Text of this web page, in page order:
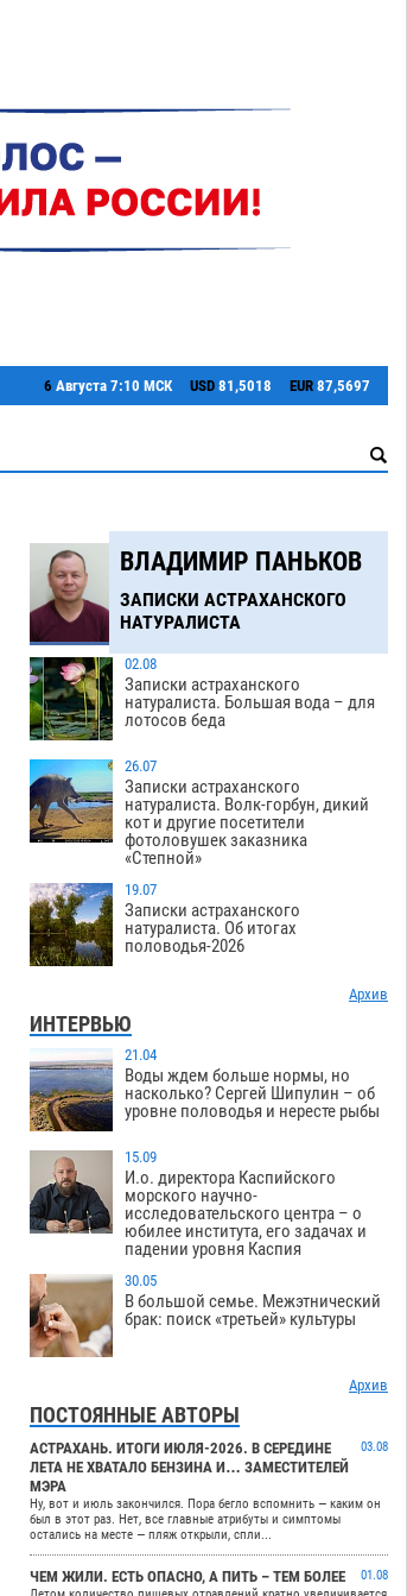
6 Августа 7:10 МСК USD 81,5018 EUR 87,5697
ВЛАДИМИР ПАНЬКОВ
ЗАПИСКИ АСТРАХАНСКОГО
НАТУРАЛИСТА
02.08
Записки астраханского
натуралиста. Большая вода – для
лотосов беда
26.07
Записки астраханского
натуралиста. Волк-горбун, дикий
кот и другие посетители
фотоловушек заказника
«Степной»
19.07
Записки астраханского
натуралиста. Об итогах
половодья-2026
Архив
ИНТЕРВЬЮ
21.04
Воды ждем больше нормы, но
насколько? Сергей Шипулин – об
уровне половодья и нересте рыбы
15.09
И.о. директора Каспийского
морского научно-
исследовательского центра – о
юбилее института, его задачах и
падении уровня Каспия
30.05
В большой семье. Межэтнический
брак: поиск «третьей» культуры
Архив
ПОСТОЯННЫЕ АВТОРЫ
АСТРАХАНЬ. ИТОГИ ИЮЛЯ-2026. В СЕРЕДИНЕ
ЛЕТА НЕ ХВАТАЛО БЕНЗИНА И… ЗАМЕСТИТЕЛЕЙ
МЭРА
03.08
Ну, вот и июль закончился. Пора бегло вспомнить — каким он
был в этот раз. Нет, все главные атрибуты и симптомы
остались на месте — пляж открыли, спли...
ЧЕМ ЖИЛИ. ЕСТЬ ОПАСНО, А ПИТЬ – ТЕМ БОЛЕЕ
01.08